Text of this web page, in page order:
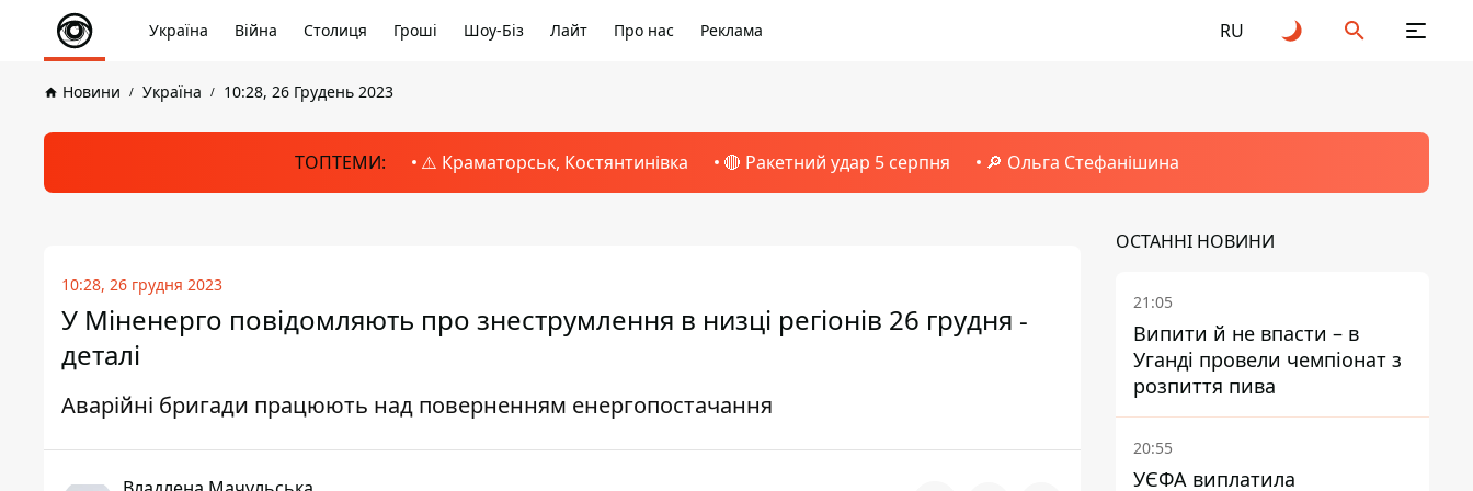
Україна Війна Столиця Гроші Шоу-Біз Лайт Про нас Реклама RU
Новини Україна 10:28, 26 Грудень 2023
ТОПТЕМИ: ⚠️ Краматорськ, Костянтинівка 🔴 Ракетний удар 5 серпня 🔎 Ольга Стефанішина
10:28, 26 грудня 2023
У Міненерго повідомляють про знеструмлення в низці регіонів 26 грудня -
деталі
Аварійні бригади працюють над поверненням енергопостачання
ОСТАННІ НОВИНИ
21:05
Випити й не впасти – в
Уганді провели чемпіонат з
розпиття пива
20:55
УЄФА виплатила